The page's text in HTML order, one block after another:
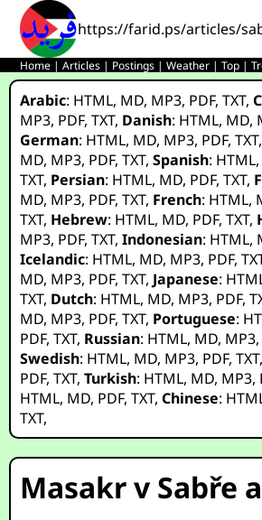
https://farid.ps/articles/
Home |Articles | Postings |Weather |Top |
Arabic: HTML, MD, MP3, PDF,TXT,
MP3, PDF,TXT, Danish: HTML, MD,
German: HTML, MD, MP3, PDF,TXT,
MD, MP3, PDF,TXT,Spanish: HTML,
TXT, Persian: HTML, MD, PDF,TXT,
MD, MP3, PDF,TXT, French: HTML,
TXT, Hebrew: HTML, MD, PDF,TXT,
MP3, PDF,TXT,Indonesian: HTML,
Icelandic: HTML, MD, MP3, PDF,
MD, MP3, PDF,TXT, Japanese:
TXT, Dutch: HTML, MD, MP3, PDF,
MD, MP3, PDF,TXT, Portuguese:
PDF,TXT, Russian: HTML, MD, MP3,
Swedish: HTML, MD, MP3, PDF,TXT
PDF,TXT,Turkish: HTML, MD, MP3,
HTML, MD, PDF,TXT,Chinese:
TXT,
Masakr v Sabře